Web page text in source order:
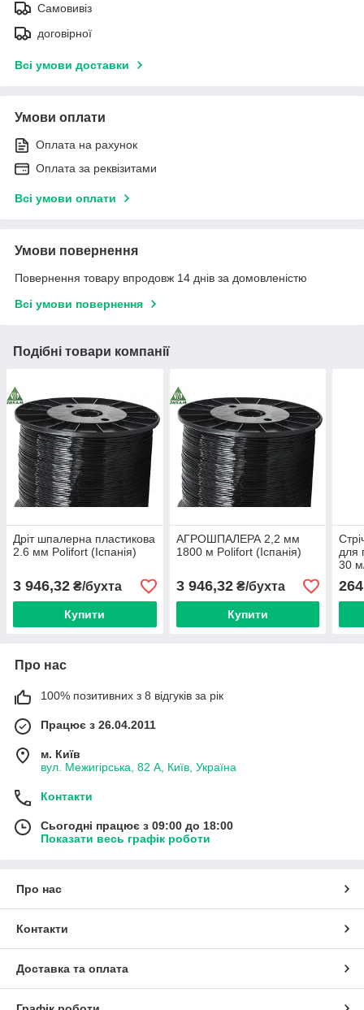
Самовивіз
договірної
Всі умови доставки
Умови оплати
Оплата на рахунок
Оплата за реквізитами
Всі умови оплати
Умови повернення
Повернення товару впродовж 14 днів за домовленістю
Всі умови повернення
Подібні товари компанії
Дріт шпалерна пластикова
2.6 мм Polifort (Іспанія)
3 946,32 ₴/бухта
Купити
АГРОШПАЛЕРА 2,2 мм
1800 м Polifort (Іспанія)
3 946,32₴/бухта
Купити
для
30
Про нас
100% позитивних з 8 відгуків за рік
Працює з 26.04.2011
м. Київ
вул. Межигірська, 82 А, Київ, Україна
Контакти
Сьогодні працює з 09:00 до 18:00
Показати весь графік роботи
Про нас
Контакти
Доставка та оплата